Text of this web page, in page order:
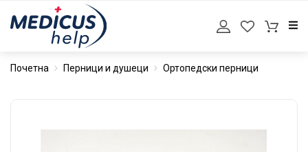
Почетна Перници и душеци Ортопедски перници